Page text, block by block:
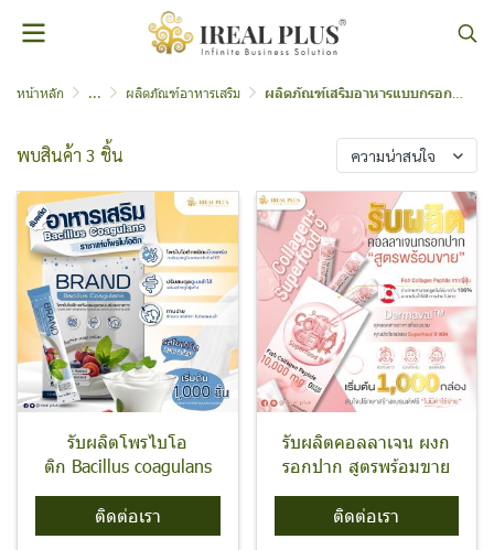
หน้าหลัก ... ผลิตภัณฑ์อาหารเสริม ผลิตภัณฑ์เสริมอาหารแบบกรอกปาก
พบสินค้า 3 ชิ้น ความน่าสนใจ
รับผลิตโพรไบโอ
ติก Bacillus coagulans
ติดต่อเรา
รับผลิตคอลลาเจน ผงก
รอกปาก สูตรพร้อมขาย
ติดต่อเรา